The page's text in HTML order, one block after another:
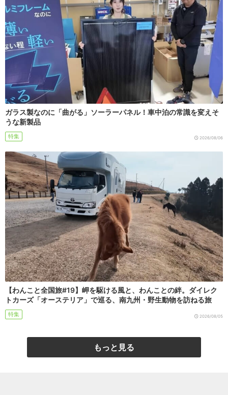
ガラス製なのに「曲がる」ソーラーパネル！車中泊の常識を変えそ
うな新製品
特集 2026/08/06
【わんこと全国旅#19】岬を駆ける風と、わんことの絆。ダイレク
トカーズ「オーステリア」で巡る、南九州・野生動物を訪ねる旅
特集 2026/08/05
もっと見る